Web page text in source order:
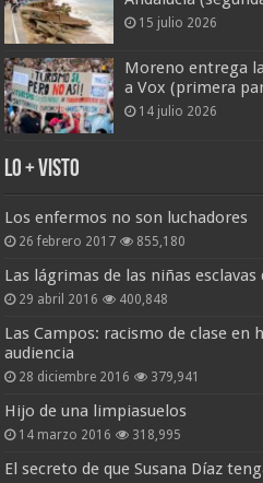
15 julio 2026
Moreno entrega
a Vox (primera
14 julio 2026
Lo + Visto
Los enfermos no son luchadores
26 febrero 2017 855,180
Las lágrimas de las niñas
29 abril 2016 400,848
Las Campos: racismo de clase en
audiencia
28 diciembre 2016 379,941
Hijo de una limpiasuelos
14 marzo 2016 318,995
El secreto de que Susana Díaz